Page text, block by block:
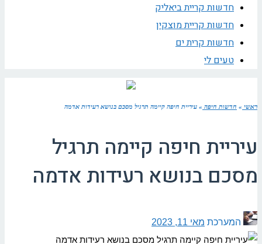
חדשות קריית ביאליק
חדשות קריית מוצקין
חדשות קרית ים
טעים לי
ראשי » חדשות חיפה » עיריית חיפה קיימה תרגיל מסכם בנושא רעידות אדמה
עיריית חיפה קיימה תרגיל
מסכם בנושא רעידות אדמה
המערכת מאי 11, 2023